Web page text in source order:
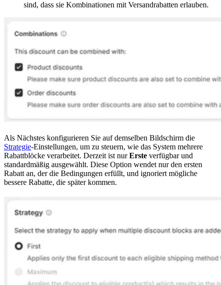
sind, dass sie Kombinationen mit Versandrabatten erlauben.
Als Nächstes konfigurieren Sie auf demselben Bildschirm die
Strategie-Einstellungen, um zu steuern, wie das System mehrere
Rabattblöcke verarbeitet. Derzeit ist nurErste verfügbar und
standardmäßig ausgewählt. Diese Option wendet nur den ersten
Rabatt an, der die Bedingungen erfüllt, und ignoriert mögliche
bessere Rabatte, die später kommen.